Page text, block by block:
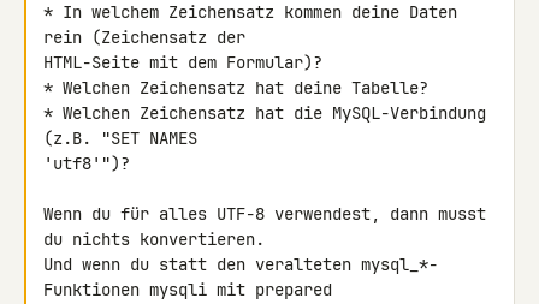
* In welchem Zeichensatz kommen deine Daten
rein (Zeichensatz der
HTML-Seite mit dem Formular)?
* Welchen Zeichensatz hat deine Tabelle?
* Welchen Zeichensatz hat die MySQL-Verbindung
(z.B. "SET NAMES
'utf8'")?
Wenn du für alles UTF-8 verwendest, dann musst
du nichts konvertieren.
Und wenn du statt den veralteten mysql_*-
Funktionen mysqli mit prepared